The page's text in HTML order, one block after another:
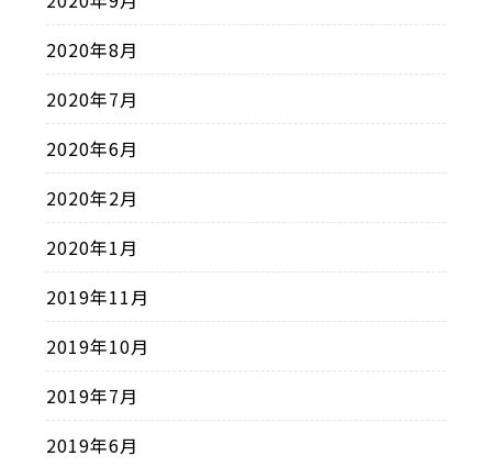
2020年8月
2020年7月
2020年6月
2020年2月
2020年1月
2019年11月
2019年10月
2019年7月
2019年6月